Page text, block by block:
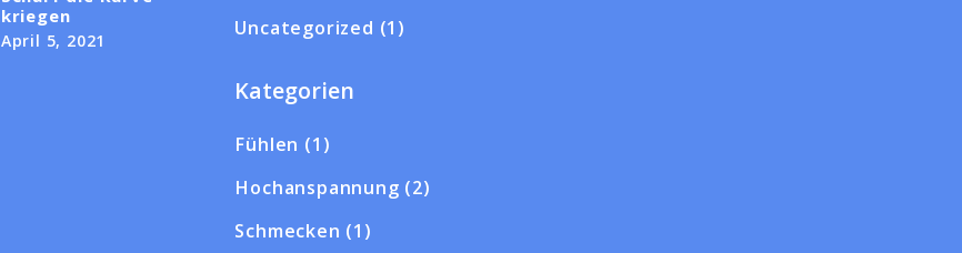
kriegen
April 5, 2021
Uncategorized (1)
Kategorien
Fühlen (1)
Hochanspannung (2)
Schmecken (1)